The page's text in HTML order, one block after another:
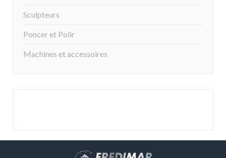
Sculpteurs
Poncer et Polir
Machines et accessoires